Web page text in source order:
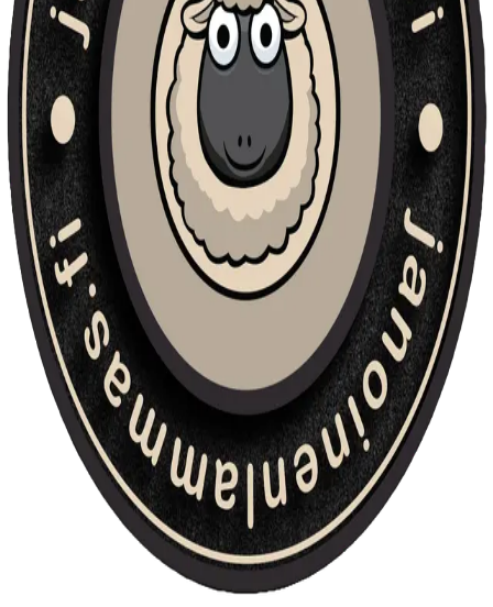
Facebook Instagram
YouTube
© 2026 Janoinenlammas.fi. Kaikki oikeudet pidätetään.